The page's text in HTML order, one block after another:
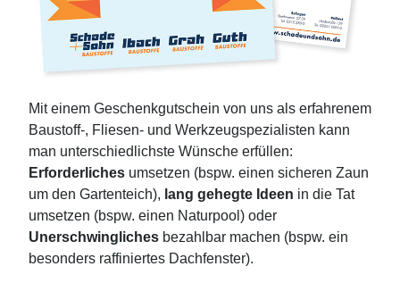
Mit einem Geschenkgutschein von uns als erfahrenem
Baustoff-, Fliesen- und Werkzeugspezialisten kann
man unterschiedlichste Wünsche erfüllen:
Erforderliches umsetzen (bspw. einen sicheren Zaun
um den Gartenteich), lang gehegte Ideen in die Tat
umsetzen (bspw. einen Naturpool) oder
Unerschwingliches bezahlbar machen (bspw. ein
besonders raffiniertes Dachfenster).